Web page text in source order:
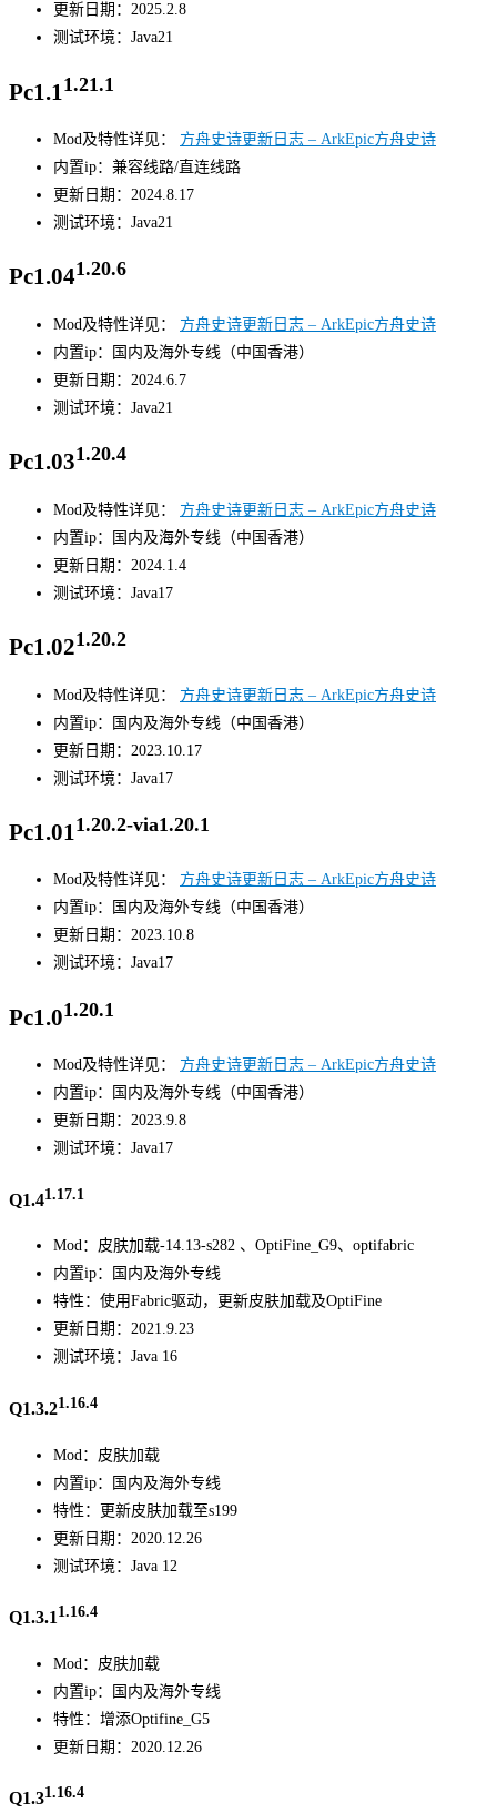
更新日期：2025.2.8
测试环境：Java21
Pc1.1 1.21.1
Mod及特性详见： 方舟史诗更新日志 – ArkEpic方舟史诗
内置ip：兼容线路/直连线路
更新日期：2024.8.17
测试环境：Java21
Pc1.041.20.6
Mod及特性详见： 方舟史诗更新日志 – ArkEpic方舟史诗
内置ip：国内及海外专线（中国香港）
更新日期：2024.6.7
测试环境：Java21
Pc1.031.20.4
Mod及特性详见： 方舟史诗更新日志 – ArkEpic方舟史诗
内置ip：国内及海外专线（中国香港）
更新日期：2024.1.4
测试环境：Java17
Pc1.021.20.2
Mod及特性详见： 方舟史诗更新日志 – ArkEpic方舟史诗
内置ip：国内及海外专线（中国香港）
更新日期：2023.10.17
测试环境：Java17
Pc1.011.20.2-via1.20.1
Mod及特性详见： 方舟史诗更新日志 – ArkEpic方舟史诗
内置ip：国内及海外专线（中国香港）
更新日期：2023.10.8
测试环境：Java17
Pc1.01.20.1
Mod及特性详见： 方舟史诗更新日志 – ArkEpic方舟史诗
内置ip：国内及海外专线（中国香港）
更新日期：2023.9.8
测试环境：Java17
Q1.41.17.1
Mod：皮肤加载-14.13-s282 、OptiFine_G9、optifabric
内置ip：国内及海外专线
特性：使用Fabric驱动，更新皮肤加载及OptiFine
更新日期：2021.9.23
测试环境：Java 16
Q1.3.21.16.4
Mod：皮肤加载
内置ip：国内及海外专线
特性：更新皮肤加载至s199
更新日期：2020.12.26
测试环境：Java 12
Q1.3.11.16.4
Mod：皮肤加载
内置ip：国内及海外专线
特性：增添Optifine_G5
更新日期：2020.12.26
Q1.31.16.4